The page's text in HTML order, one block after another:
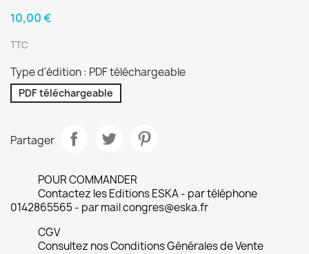
10,00 €
TTC
Type d'édition : PDF téléchargeable
PDF téléchargeable
Partager
POUR COMMANDER
Contactez les Editions ESKA - par téléphone
0142865565 - par mail congres@eska.fr
CGV
Consultez nos Conditions Générales de Vente